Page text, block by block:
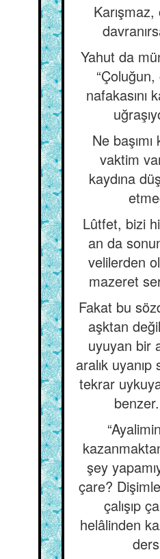
Yahut da
nafakasını
Ne başımı
vaktim
kaydına
Lûtfet, bizi
an da
velilerden
mazeret
Fakat bu
aşktan
uyuyan bir
aralık uyanıp
tekrar
benzer.
şey
çare?
çalışıp
helâlinden